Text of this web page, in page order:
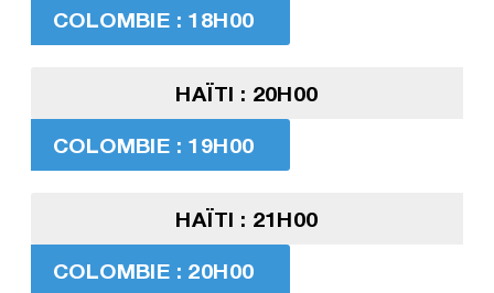
COLOMBIE : 18H00
HAÏTI : 20H00
COLOMBIE : 19H00
HAÏTI : 21H00
COLOMBIE : 20H00